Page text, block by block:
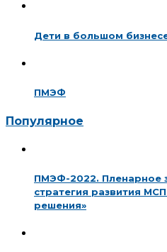
Дети в большом
ПМЭФ
Популярное
ПМЭФ-2022. Пленарное
стратегия развития
решения»